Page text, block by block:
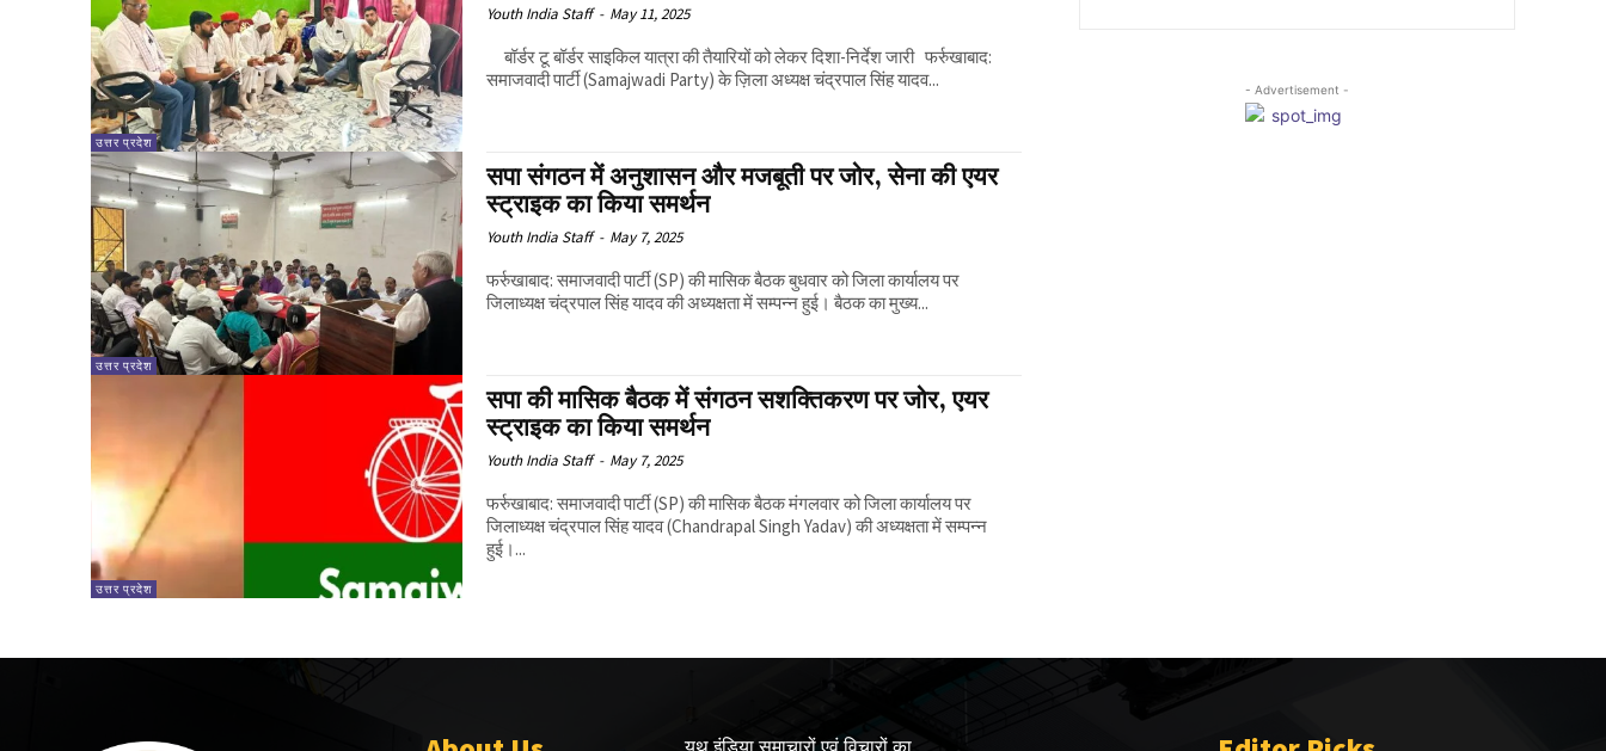
उत्तर प्रदेश
Youth India Staff - May 11, 2025
बॉर्डर टू बॉर्डर साइकिल यात्रा की तैयारियों को लेकर दिशा-निर्देश जारी फर्रुखाबाद:
समाजवादी पार्टी (Samajwadi Party) के ज़िला अध्यक्ष चंद्रपाल सिंह यादव...
उत्तर प्रदेश
सपा संगठन में अनुशासन और मजबूती पर जोर, सेना की एयर
स्ट्राइक का किया समर्थन
Youth India Staff - May 7, 2025
फर्रुखाबाद: समाजवादी पार्टी (SP) की मासिक बैठक बुधवार को जिला कार्यालय पर
जिलाध्यक्ष चंद्रपाल सिंह यादव की अध्यक्षता में सम्पन्न हुई। बैठक का मुख्य...
उत्तर प्रदेश
सपा की मासिक बैठक में संगठन सशक्तिकरण पर जोर, एयर
स्ट्राइक का किया समर्थन
Youth India Staff - May 7, 2025
फर्रुखाबाद: समाजवादी पार्टी (SP) की मासिक बैठक मंगलवार को जिला कार्यालय पर
जिलाध्यक्ष चंद्रपाल सिंह यादव (Chandrapal Singh Yadav) की अध्यक्षता में सम्पन्न
हुई।...
- Advertisement -